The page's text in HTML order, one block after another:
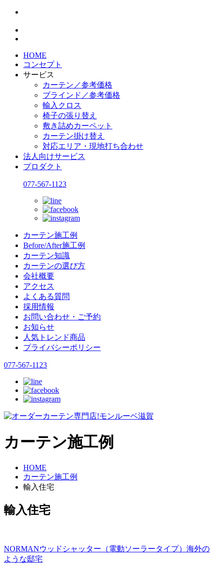
HOME
コンセプト
サービス
カーテン／参考価格
ブラインド／参考価格
輸入クロス
椅子の張り替え
敷き詰めカーペット
カーテン掛け替え
対応エリア・現地打ち合わせ
法人向けサービス
プロダクト
077-567-1123
カーテン施工例
Before/After施工例
カーテン知識
カーテンの選び方
会社概要
アクセス
よくある質問
採用情報
お問い合わせ・ご予約
お知らせ
人気トレンド商品
プライバシーポリシー
077-567-1123
カーテン施工例
HOME
カーテン施工例
輸入住宅
輸入住宅
NORMANウッドシャッター（電動ソーラータイプ）海外の
ような邸宅